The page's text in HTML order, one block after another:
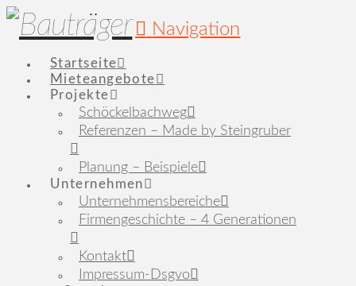
Navigation
Startseite
Mieteangebote
Projekte
Schöckelbachweg
Referenzen – Made by Steingruber
Planung – Beispiele
Unternehmen
Unternehmensbereiche
Firmengeschichte – 4 Generationen
Kontakt
Impressum-Dsgvo